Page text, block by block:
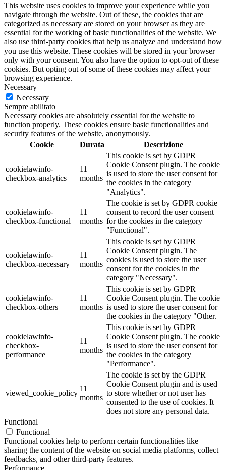
This website uses cookies to improve your experience while you
navigate through the website. Out of these, the cookies that are
categorized as necessary are stored on your browser as they are
essential for the working of basic functionalities of the website. We
also use third-party cookies that help us analyze and understand how
you use this website. These cookies will be stored in your browser
only with your consent. You also have the option to opt-out of these
cookies. But opting out of some of these cookies may affect your
browsing experience.
Necessary
Necessary
Sempre abilitato
Necessary cookies are absolutely essential for the website to
function properly. These cookies ensure basic functionalities and
security features of the website, anonymously.
Cookie
Durata Descrizione
cookielawinfo-
checkbox-analytics
11
months
This cookie is set by GDPR
Cookie Consent plugin. The cookie
is used to store the user consent for
the cookies in the category
"Analytics".
cookielawinfo-
checkbox-functional
11
months
The cookie is set by GDPR cookie
consent to record the user consent
for the cookies in the category
"Functional".
cookielawinfo-
checkbox-necessary
11
months
This cookie is set by GDPR
Cookie Consent plugin. The
cookies is used to store the user
consent for the cookies in the
category "Necessary".
cookielawinfo-
checkbox-others
11
months
This cookie is set by GDPR
Cookie Consent plugin. The cookie
is used to store the user consent for
the cookies in the category "Other.
cookielawinfo-
checkbox-
performance
11
months
This cookie is set by GDPR
Cookie Consent plugin. The cookie
is used to store the user consent for
the cookies in the category
"Performance".
viewed_cookie_policy
11
months
The cookie is set by the GDPR
Cookie Consent plugin and is used
to store whether or not user has
consented to the use of cookies. It
does not store any personal data.
Functional
Functional
Functional cookies help to perform certain functionalities like
sharing the content of the website on social media platforms, collect
feedbacks, and other third-party features.
Performance